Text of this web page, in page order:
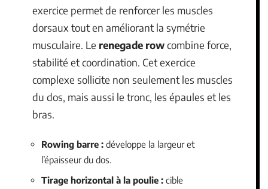
exercice permet de renforcer les muscles
dorsaux tout en améliorant la symétrie
musculaire. Le renegade rowcombine force,
stabilité et coordination. Cet exercice
complexe sollicite non seulement les muscles
du dos, mais aussi le tronc, les épaules et les
bras.
Rowing barre : développe la largeur et
l’épaisseur du dos.
Tirage horizontal à la poulie : cible